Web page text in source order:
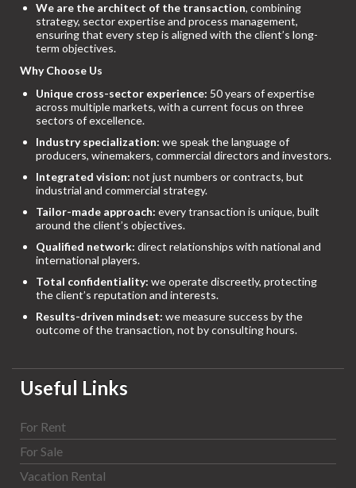
We are the architect of the transaction, combining
strategy, sector expertise and process management,
ensuring that every step is aligned with the client’s long-
term objectives.
Why Choose Us
Unique cross-sector experience: 50 years of expertise
across multiple markets, with a current focus on three
sectors of excellence.
Industry specialization: we speak the language of
producers, winemakers, commercial directors and investors.
Integrated vision: not just numbers or contracts, but
industrial and commercial strategy.
Tailor-made approach: every transaction is unique, built
around the client’s objectives.
Qualified network: direct relationships with national and
international players.
Total confidentiality: we operate discreetly, protecting
the client’s reputation and interests.
Results-driven mindset: we measure success by the
outcome of the transaction, not by consulting hours.
Useful Links
For Rent
For Sale
Vacation Rental